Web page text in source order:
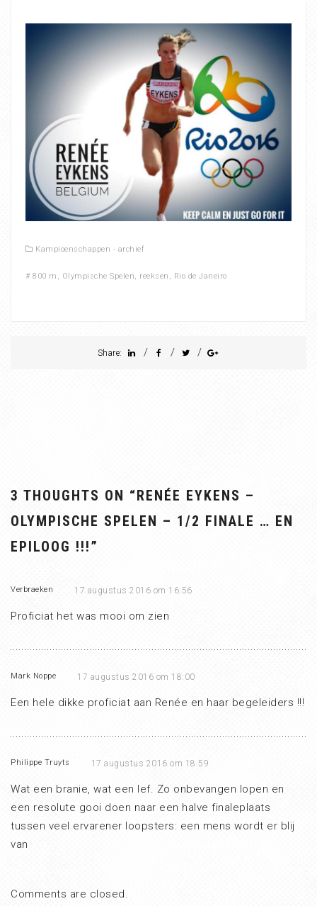
Kampioenschappen - archief
# 800 m , Olympische Spelen, reeksen , Rio de Janeiro
Share: / / /
3 THOUGHTS ON “RENÉE EYKENS –
OLYMPISCHE SPELEN – 1/2 FINALE … EN
EPILOOG !!!”
Verbraeken 17 augustus 2016 om 16:56
Proficiat het was mooi om zien
Mark Noppe 17 augustus 2016 om 18:00
Een hele dikke proficiat aan Renée en haar begeleiders !!!
Philippe Truyts 17 augustus 2016 om 18:59
Wat een branie, wat een lef. Zo onbevangen lopen en
een resolute gooi doen naar een halve finaleplaats
tussen veel ervarener loopsters: een mens wordt er blij
van
Comments are closed.